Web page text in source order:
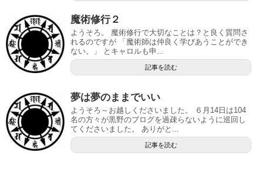
魔術修行２
ようそろ。 魔術修行で大切なことは？と良く質問さ
れるのですが 「魔術師は仲良く学びあうことができ
ない。」 とキャロルも申...
記事を読む
夢は夢のままでいい
ようそろ～お越しくださいました。 ６月14日は104
名の方々が黒野のブログを過疎らないように巡回し
てくださいました。 ありがと...
記事を読む